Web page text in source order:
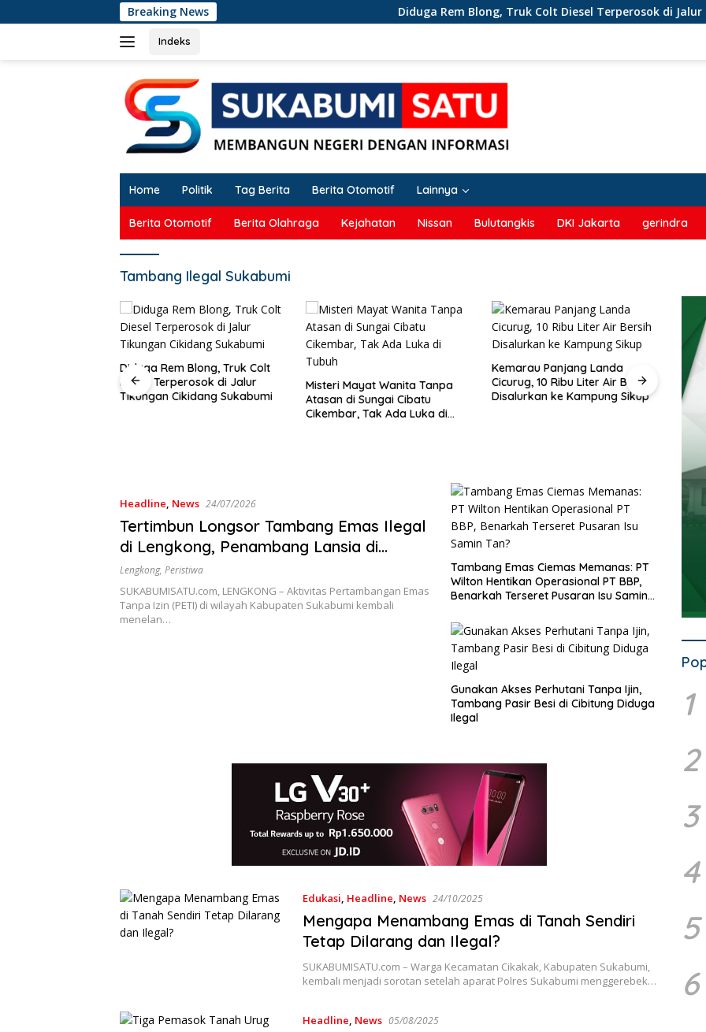
ke
Breaking News Diduga Rem Blong, Truk Colt Diesel Terperosok di Jalur Tikungan
Indeks
Home Politik Tag Berita Berita Otomotif Lainnya
Berita Otomotif Berita Olahraga Kejahatan Nissan Bulutangkis DKI Jakarta gerindra
Tambang Ilegal Sukabumi
Misteri Mayat Wanita Tanpa
Atasan di Sungai Cibatu
Kemarau Panjang Landa
Cicurug, 10 Ribu Liter Air Bersih
Disalurkan ke Kampung Sikup
Ahmad Hidayat Raih Suara
Terbanyak dan Pimpin MW
Headline, News 24/07/2026
Tertimbun Longsor Tambang Emas Ilegal
di Lengkong, Penambang Lansia di
Sukabumi Meninggal Dunia
Lengkong, Peristiwa
SUKABUMISATU.com, LENGKONG – Aktivitas Pertambangan Emas
Tanpa Izin (PETI) di wilayah Kabupaten Sukabumi kembali
menelan…
Tambang Emas Ciemas Memanas: PT
Wilton Hentikan Operasional PT BBP,
Benarkah Terseret Pusaran Isu Samin
Gunakan Akses Perhutani Tanpa Ijin,
Tambang Pasir Besi di Cibitung Diduga
Ilegal
Edukasi, Headline, News 24/10/2025
Mengapa Menambang Emas di Tanah Sendiri
Tetap Dilarang dan Ilegal?
SUKABUMISATU.com – Warga Kecamatan Cikakak, Kabupaten Sukabumi,
kembali menjadi sorotan setelah aparat Polres Sukabumi menggerebek…
Headline, News 05/08/2025
1
2
3
4
5
6